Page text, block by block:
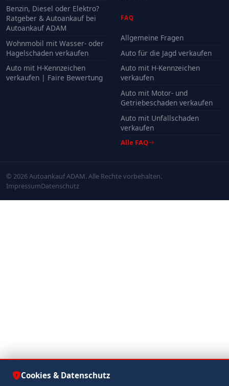
Benzin, Diesel oder Elektro?
Ratgeber & Autoankauf bei
Autoankauf ADAM
Wohnmobil mit Wasser- oder
Hagelschaden verkaufen
Auto mit H-Kennzeichen
verkaufen | Faire Bewertung
FAQ
Allgemeine Fragen
Auto für die Jagd verkaufen
Auto mit H-Kennzeichen
verkaufen
Auto mit Motor- und
Getriebeschaden verkaufen
Auto mit Unfallschaden
verkaufen
Alle FAQ
© 2026 Autoankauf ADAM. Alle Rechte vorbehalten.
ImpressumDatenschutz
Cookies & Datenschutz